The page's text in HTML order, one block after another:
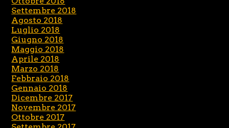
Settembre 2018
Agosto 2018
Luglio 2018
Giugno 2018
Maggio 2018
Aprile 2018
Marzo 2018
Febbraio 2018
Gennaio 2018
Dicembre 2017
Novembre 2017
Ottobre 2017